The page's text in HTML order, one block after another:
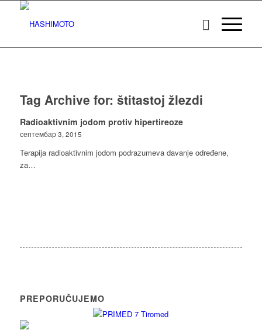
Tag Archive for: štitastoj žlezdi
Radioaktivnim jodom protiv hipertireoze
септембар 3, 2015
Terapija radioaktivnim jodom podrazumeva davanje određene,
za…
PREPORUČUJEMO